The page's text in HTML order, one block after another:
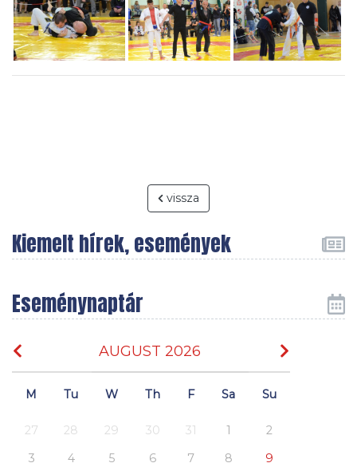
vissza
Kiemelt hírek, események
Eseménynaptár
AUGUST 2026
M Tu W Th F Sa Su
27 28 29 30 31 1
2
3
4 5 6 7 8 9